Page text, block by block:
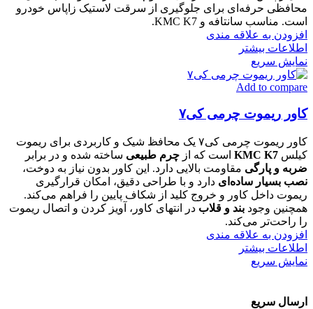
محافظی حرفه‌ای برای جلوگیری از سرقت لاستیک زاپاس خودرو
است. مناسب سانتافه و KMC K7.
افزودن به علاقه مندی
اطلاعات بیشتر
نمایش سریع
Add to compare
کاور ریموت چرمی کی۷
کاور ریموت چرمی کی۷ یک محافظ شیک و کاربردی برای ریموت
کیلس KMC K7 است که از چرم طبیعی ساخته شده و در برابر
ضربه و پارگی مقاومت بالایی دارد. این کاور بدون نیاز به دوخت،
نصب بسیار ساده‌ای دارد و با طراحی دقیق، امکان قرارگیری
ریموت داخل کاور و خروج کلید از شکاف پایین را فراهم می‌کند.
همچنین وجود بند و قلاب در انتهای کاور، آویز کردن و اتصال ریموت
را راحت‌تر می‌کند.
افزودن به علاقه مندی
اطلاعات بیشتر
نمایش سریع
ارسال سریع